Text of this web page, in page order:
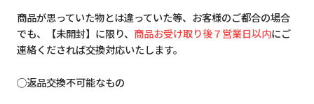
商品が思っていた物とは違っていた等、お客様のご都合の場合
でも、【未開封】に限り、 商品お受け取り後７営業日以内にご
連絡くだされば交換対応いたします。
◯返品交換不可能なもの